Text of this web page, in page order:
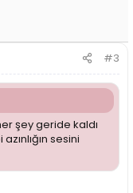
#3
şey geride kaldı
sesini